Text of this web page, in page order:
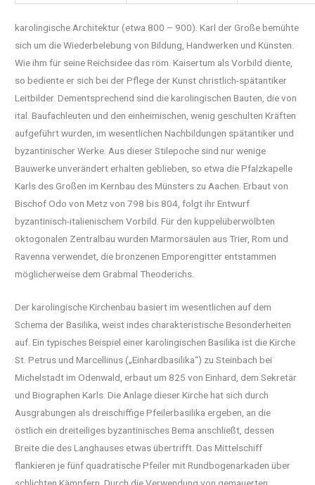
karolingische Architektur (etwa 800 – 900). Karl der Große bemühte
sich um dieWiederbelebung von Bildung, Handwerken und Künsten.
Wie ihm für seine Reichsidee das röm. Kaisertum als Vorbild diente,
so bediente er sich bei der Pflege der Kunst christlich-spätantiker
Leitbilder. Dementsprechend sind die karolingischen Bauten, die von
ital. Baufachleuten und den einheimischen, wenig geschulten Kräften
aufgeführt wurden, im wesentlichen Nachbildungen spätantiker und
byzantinischer Werke. Aus dieser Stilepoche sind nur wenige
Bauwerke unverändert erhalten geblieben, so etwa die Pfalzkapelle
Karls des Großen im Kernbau des Münsters zu Aachen. Erbaut von
Bischof Odo von Metz von 798 bis 804, folgt ihr Entwurf
byzantinisch-italienischem Vorbild. Für den kuppelüberwölbten
oktogonalen Zentralbau wurden Marmorsäulen aus Trier, Rom und
Ravenna verwendet, die bronzenen Emporengitter entstammen
möglicherweise dem Grabmal Theoderichs.
Der karolingische Kirchenbau basiert im wesentlichen auf dem
Schema der Basilika, weist indes charakteristische Besonderheiten
auf. Ein typisches Beispiel einer karolingischen Basilika ist die Kirche
St. Petrus und Marcellinus („Einhardbasilika“) zu Steinbach bei
Michelstadt im Odenwald, erbaut um 825 von Einhard, dem Sekretär
und Biographen Karls. Die Anlage dieser Kirche hat sich durch
Ausgrabungen als dreischiffige Pfeilerbasilika ergeben, an die
östlich ein dreiteiliges byzantinisches Bema anschließt, dessen
Breite die des Langhauses etwas übertrifft. Das Mittelschiff
flankieren je fünf quadratische Pfeiler mit Rundbogenarkaden über
schlichten Kämpfern. Durch die Verwendung von gemauerten